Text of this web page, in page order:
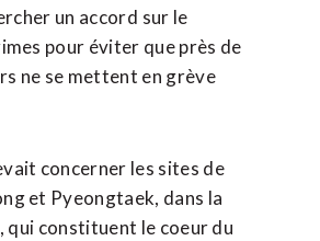
un accord ⁠sur le
pour ​éviter que ​près de
ne se mettent en grève
concerner les sites de
et Pyeongtaek, dans la
qui constituent le coeur du